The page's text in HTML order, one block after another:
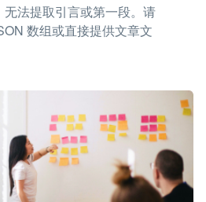
法提取引言或第一段。请
数组或直接提供文章文